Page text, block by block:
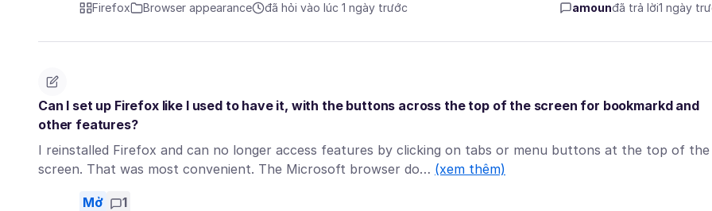
Firefox Browser appearance đã hỏi vào lúc 1 ngày trước amounđã trả lời1 ngày
Can I set up Firefox like I used to have it, with the buttons across the top of the screen for bookmarkd and
other features?
I reinstalled Firefox and can no longer access features by clicking on tabs or menu buttons at the top of the
screen. That was most convenient. The Microsoft browser do… (xem thêm)
Mở 1